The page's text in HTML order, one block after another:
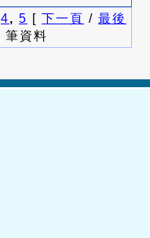
4, 5 [ 下一頁 / 最後
筆資料